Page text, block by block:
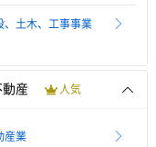
、土木、工事事業
動産 人気
産業